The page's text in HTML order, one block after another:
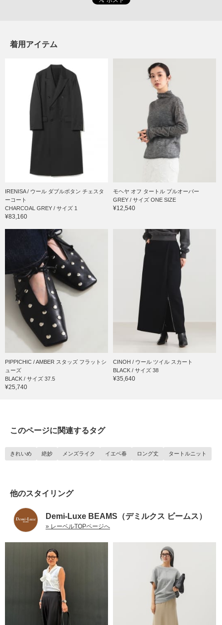
着用アイテム
IRENISA / ウール ダブルボタン チェスタ
ーコート
CHARCOAL GREY / サイズ 1
¥83,160
モヘヤ オフ タートル プルオーバー
GREY / サイズ ONE SIZE
¥12,540
PIPPICHIC / AMBER スタッズ フラットシ
ューズ
BLACK / サイズ 37.5
¥25,740
CINOH / ウール ツイル スカート
BLACK / サイズ 38
¥35,640
このページに関連するタグ
きれいめ 絶妙 メンズライク イエベ春 ロング丈 タートルニット
他のスタイリング
Demi-Luxe BEAMS（デミルクス ビームス）
» レーベルTOPページへ